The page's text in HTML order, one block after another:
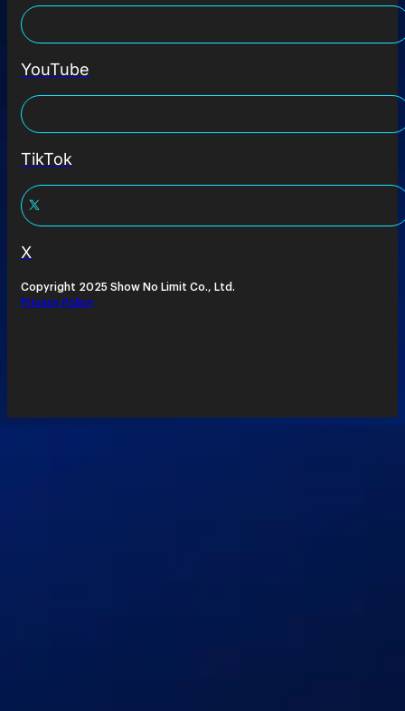
YouTube
TikTok
X
Copyright 2025 Show No Limit Co., Ltd.
Privacy Policy